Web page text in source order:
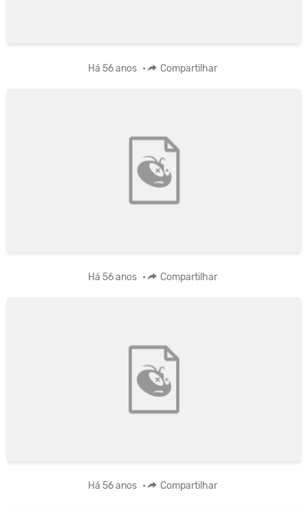
Há 56 anos • Compartilhar
Há 56 anos • Compartilhar
Há 56 anos • Compartilhar